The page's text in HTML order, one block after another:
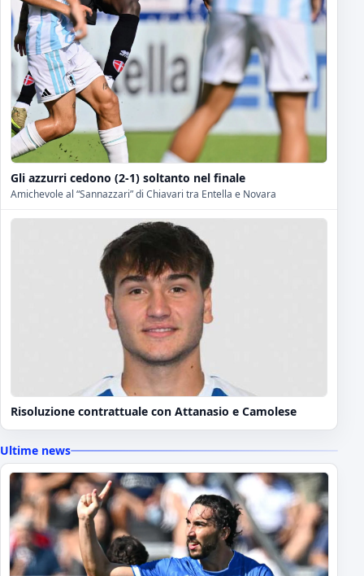
Gli azzurri cedono (2-1) soltanto nel finale
Amichevole al “Sannazzari” di Chiavari tra Entella e Novara
Risoluzione contrattuale con Attanasio e Camolese
Ultime news